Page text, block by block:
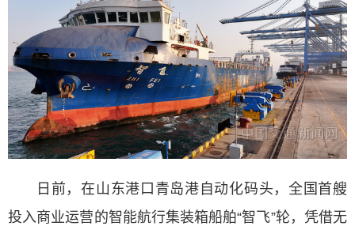
日前，在山东港口青岛港自动化码头，全国首艘
投入商业运营的智能航行集装箱船舶“智飞”轮，凭借无